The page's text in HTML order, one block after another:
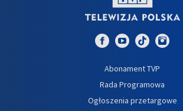
Abonament TVP
Rada Programowa
Ogłoszenia przetargowe